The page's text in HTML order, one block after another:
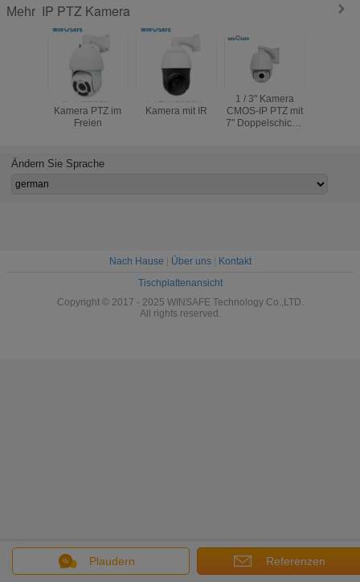
Mehr IP PTZ Kamera
IP-Hauben-
Kamera PTZ im
Freien
PTZ-Hauben-
Kamera mit IR
1 / 3" Kamera
CMOS-IP PTZ mit
7" Doppelschicht-
IR-
Plaudern Referenzen
Ändern Sie Sprache
Nach Hause Über uns|
Kontakt
Tischplattenansicht
Copyright © 2017 - 2025 WINSAFE Technology Co.,LTD.
All rights reserved.